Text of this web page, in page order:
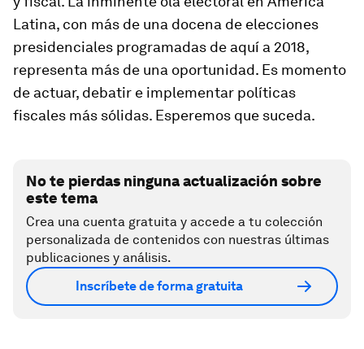
Latina, con más de una docena de elecciones
presidenciales programadas de aquí a 2018,
representa más de una oportunidad. Es momento
de actuar, debatir e implementar políticas
fiscales más sólidas. Esperemos que suceda.
No te pierdas ninguna actualización sobre
este tema
Crea una cuenta gratuita y accede a tu colección
personalizada de contenidos con nuestras últimas
publicaciones y análisis.
Inscríbete de forma gratuita